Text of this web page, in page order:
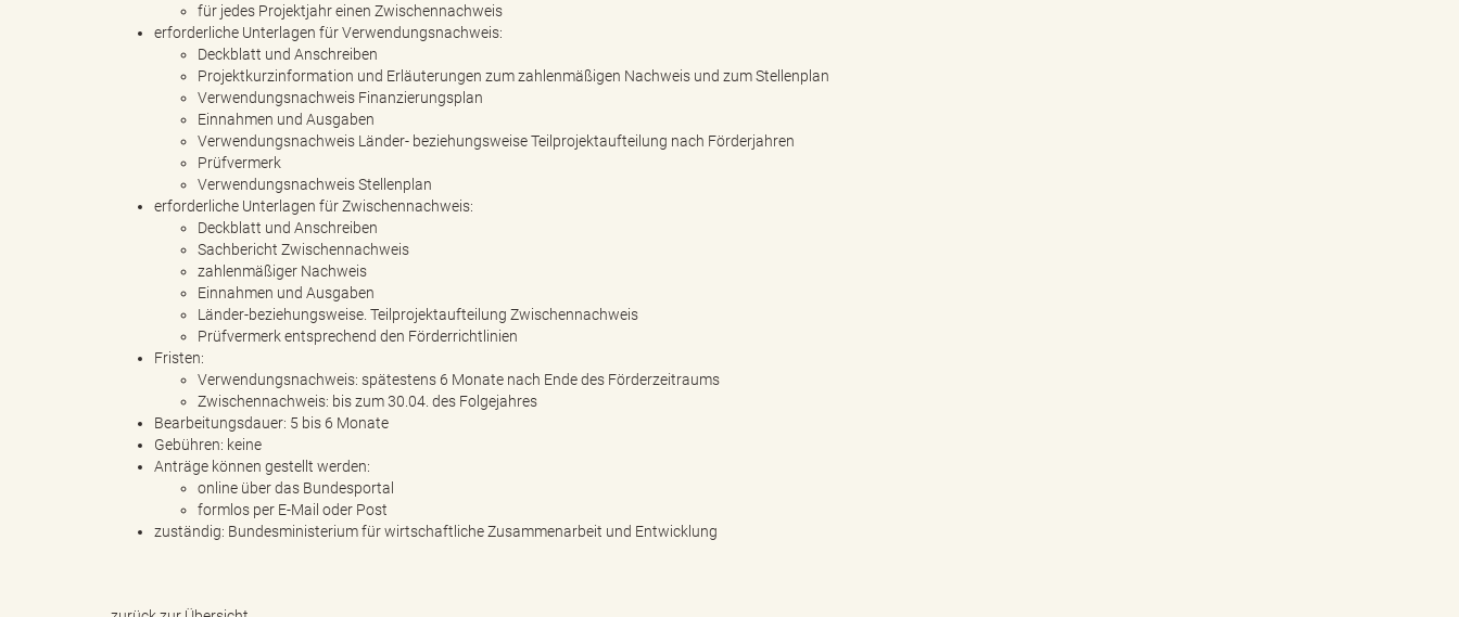
V
e
l
i
n
für jedes Projektjahr einen Zwischennachweis
erforderliche Unterlagen für Verwendungsnachweis:
Deckblatt und Anschreiben
Projektkurzinformation und Erläuterungen zum zahlenmäßigen Nachweis und zum Stellenplan
Verwendungsnachweis Finanzierungsplan
Einnahmen und Ausgaben
Verwendungsnachweis Länder- beziehungsweise Teilprojektaufteilung nach Förderjahren
Prüfvermerk
Verwendungsnachweis Stellenplan
erforderliche Unterlagen für Zwischennachweis:
Deckblatt und Anschreiben
Sachbericht Zwischennachweis
zahlenmäßiger Nachweis
Einnahmen und Ausgaben
Länder-beziehungsweise. Teilprojektaufteilung Zwischennachweis
Prüfvermerk entsprechend den Förderrichtlinien
Fristen:
Verwendungsnachweis: spätestens 6 Monate nach Ende des Förderzeitraums
Zwischennachweis: bis zum 30.04. des Folgejahres
Bearbeitungsdauer: 5 bis 6 Monate
Gebühren: keine
Anträge können gestellt werden:
online über das Bundesportal
formlos per E-Mail oder Post
zuständig: Bundesministerium für wirtschaftliche Zusammenarbeit und Entwicklung